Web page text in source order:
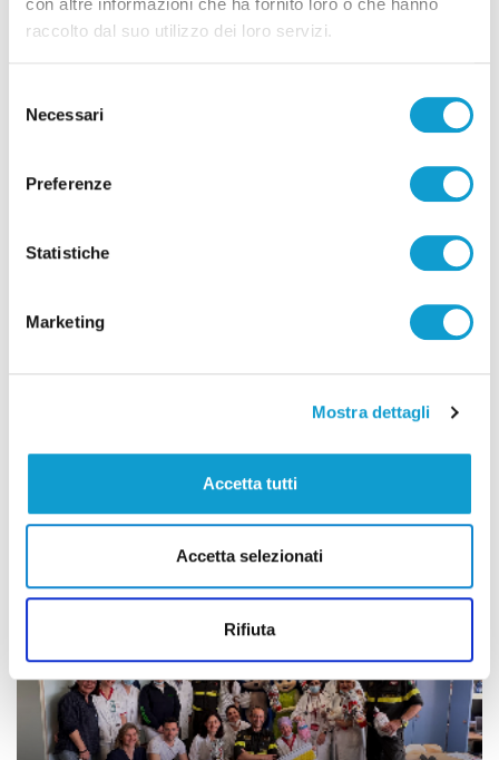
con altre informazioni che ha fornito loro o che hanno
raccolto dal suo utilizzo dei loro servizi.
delNecessari
Preferenze
Statistiche
Marketing
Mostra dettagli
Accetta tutti
Accetta selezionati
Rifiuta
Pasqua